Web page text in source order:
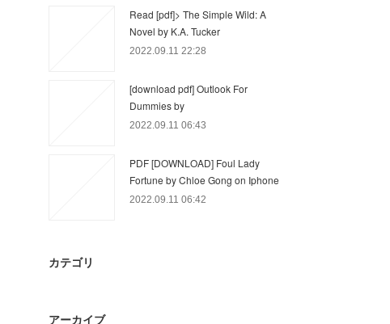
Read [pdf]> The Simple Wild: A
Novel by K.A. Tucker
2022.09.11 22:28
[download pdf] Outlook For
Dummies by
2022.09.11 06:43
PDF [DOWNLOAD] Foul Lady
Fortune by Chloe Gong on Iphone
2022.09.11 06:42
カテゴリ
アーカイブ